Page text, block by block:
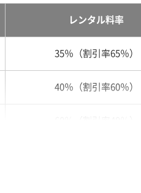
レンタル料率
35％（割引率65％）
40％（割引率60％）